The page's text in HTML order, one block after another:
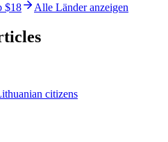
$18 Alle Länder anzeigen
citizens